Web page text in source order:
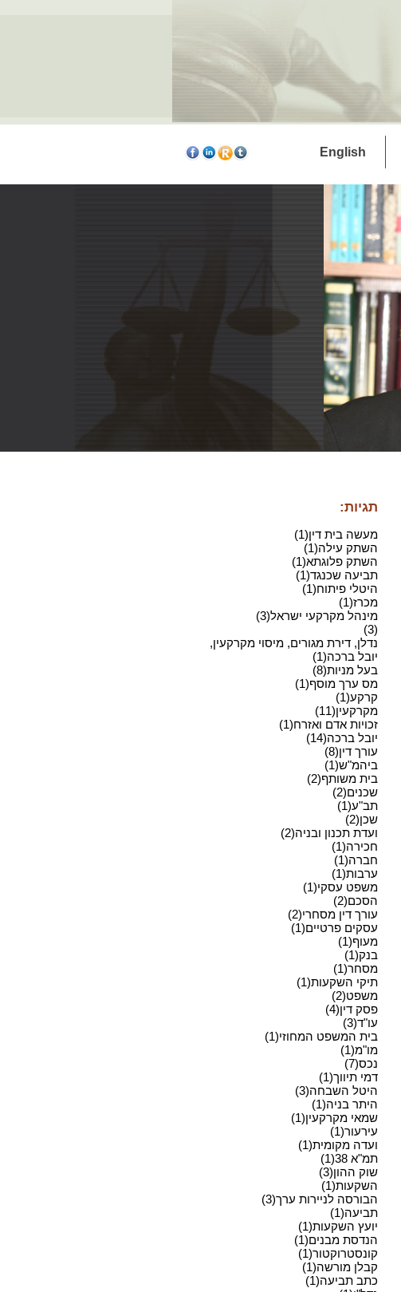
English
תגיות:
מעשה בית דין(1)
השתק עילה(1)
השתק פלוגתא(1)
תביעה שכנגד(1)
היטלי פיתוח(1)
מכרז(1)
מינהל מקרקעי ישראל(3)
(3)
נדלן, דירת מגורים, מיסוי מקרקעין,
יובל ברכה(1)
בעל מניות(8)
מס ערך מוסף(1)
קרקע(1)
מקרקעין(11)
זכויות אדם ואזרח(1)
יובל ברכה(14)
עורך דין(8)
ביהמ"ש(1)
בית משותף(2)
שכנים(2)
תב"ע(1)
שכן(2)
ועדת תכנון ובניה(2)
חכירה(1)
חברה(1)
ערבות(1)
משפט עסקי(1)
הסכם(2)
עורך דין מסחרי(2)
עסקים פרטיים(1)
מעוף(1)
בנק(1)
מסחר(1)
תיקי השקעות(1)
משפט(2)
פסק דין(4)
עו"ד(3)
בית המשפט המחוזי(1)
מו"מ(1)
נכס(7)
דמי תיווך(1)
היטל השבחה(3)
היתר בניה(1)
שמאי מקרקעין(1)
עירעור(1)
ועדה מקומית(1)
תמ"א 38(1)
שוק ההון(3)
השקעות(1)
הבורסה לניירות ערך(3)
תביעה(1)
יועץ השקעות(1)
הנדסת מבנים(1)
קונסטרוקטור(1)
קבלן מורשה(1)
כתב תביעה(1)